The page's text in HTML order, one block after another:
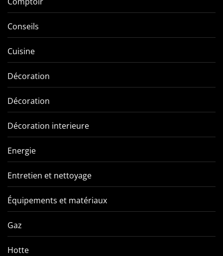
Conseils
Cuisine
Décoration
Décoration
Décoration interieure
Energie
Entretien et nettoyage
Équipements et matériaux
Gaz
Hotte